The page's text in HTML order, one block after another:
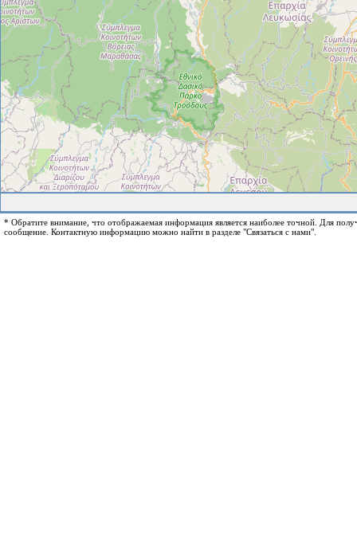
* Обратите внимание, что отображаемая информация является наиболее точной. Для
сообщение. Контактную информацию можно найти в разделе "Связаться с нами".